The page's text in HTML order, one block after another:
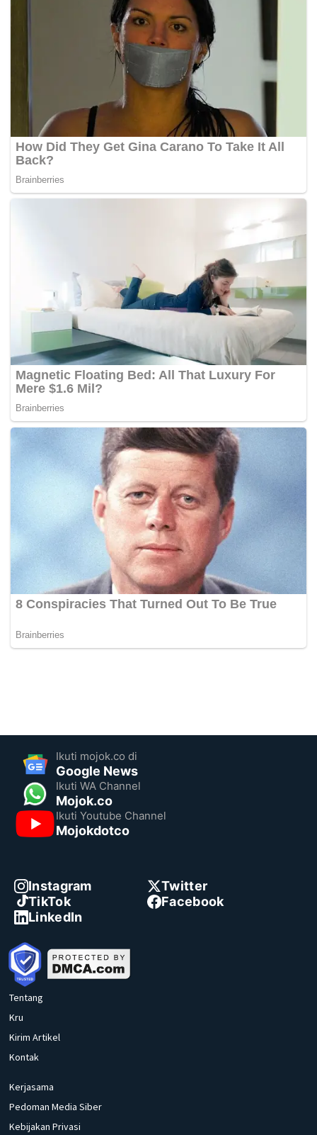
Ikuti mojok.co di
Google News
Ikuti WA Channel
Mojok.co
Ikuti Youtube Channel
Mojokdotco
Instagram
Twitter
TikTok
Facebook
LinkedIn
Tentang
Kru
Kirim Artikel
Kontak
Kerjasama
Pedoman Media Siber
Kebijakan Privasi